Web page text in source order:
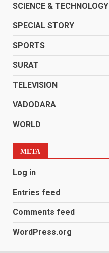
SCIENCE & TECHNOLOGY
SPECIAL STORY
SPORTS
SURAT
TELEVISION
VADODARA
WORLD
META
Log in
Entries feed
Comments feed
WordPress.org